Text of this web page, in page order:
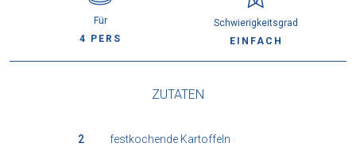
Für
4 PERS
Schwierigkeitsgrad
EINFACH
ZUTATEN
2
festkochende Kartoffeln